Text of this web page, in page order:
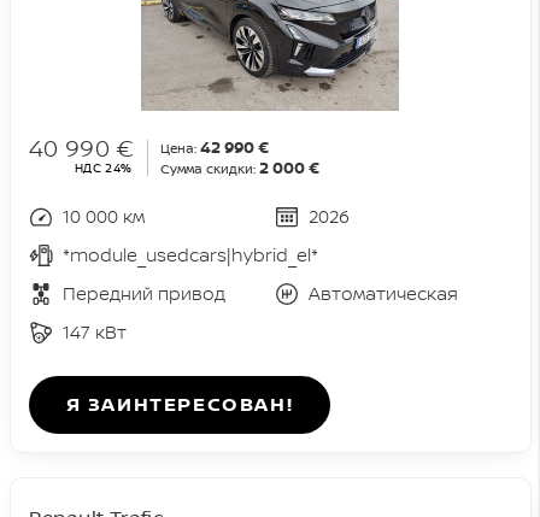
40 990 €
НДС 24%
Цена: 42 990 €
Сумма скидки: 2 000 €
10 000 км
2026
*module_usedcars|hybrid_el*
Передний привод
Автоматическая
147 кВт
Я ЗАИНТЕРЕСОВАН!